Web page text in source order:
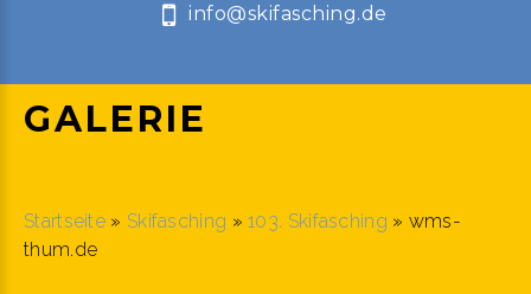
info@skifasching.de
GALERIE
Startseite » Skifasching »103. Skifasching » wms-
thum.de